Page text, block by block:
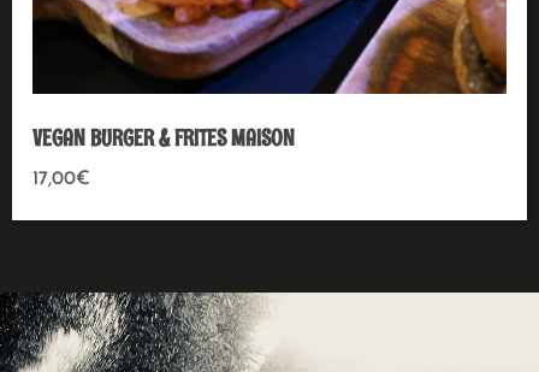
VEGAN BURGER & FRITES MAISON
17,00€